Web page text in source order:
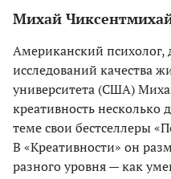
Михай
Американский психолог,
исследований качества
университета (США)
креативность несколько
теме свои бестселлеры
В «Креативности» он
разного уровня — как